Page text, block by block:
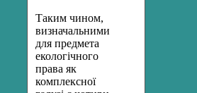
Таким чином,
визначальними
для предмета
екологічного
права як
комплексної